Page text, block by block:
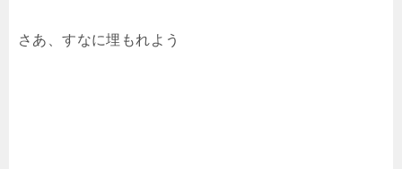
さあ、すなに埋もれよう